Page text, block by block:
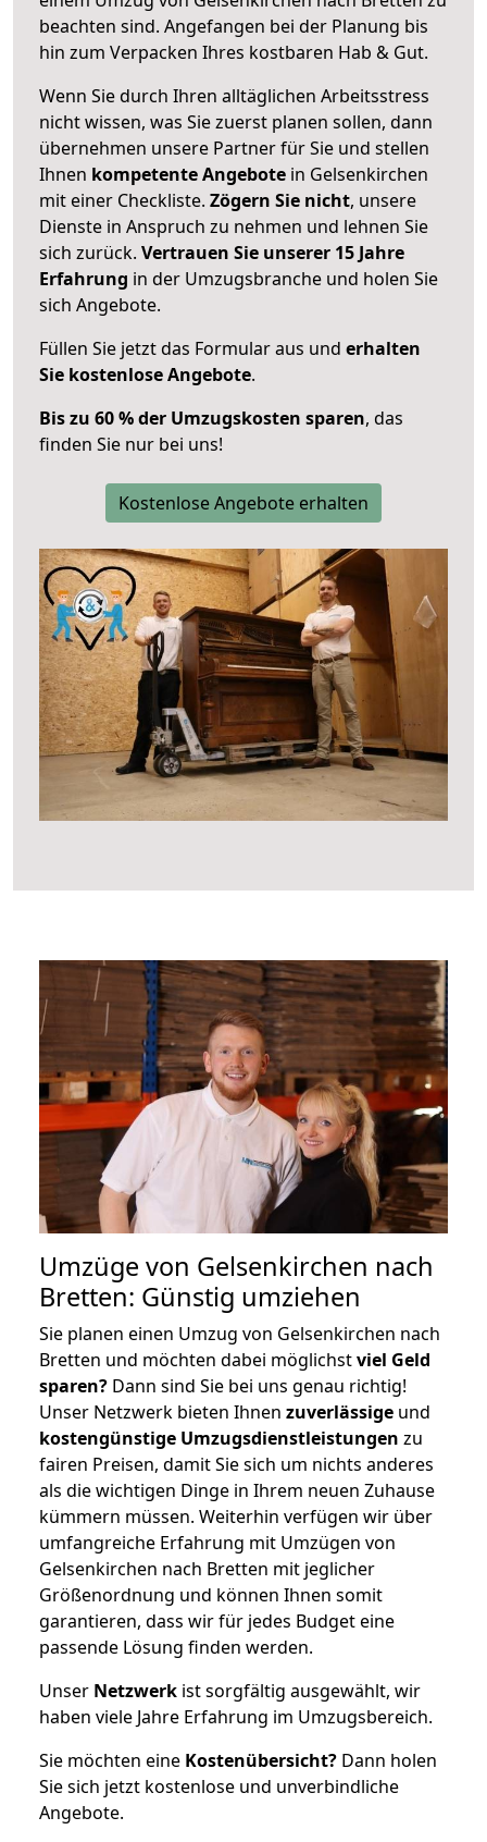
beachten sind. Angefangen bei der Planung bis
hin zum Verpacken Ihres kostbaren Hab & Gut.
Wenn Sie durch Ihren alltäglichen Arbeitsstress
nicht wissen, was Sie zuerst planen sollen, dann
übernehmen unsere Partner für Sie und stellen
Ihnen kompetente Angebote in Gelsenkirchen
mit einer Checkliste. Zögern Sie nicht, unsere
Dienste in Anspruch zu nehmen und lehnen Sie
sich zurück. Vertrauen Sie unserer 15 Jahre
Erfahrung in der Umzugsbranche und holen Sie
sich Angebote.
Füllen Sie jetzt das Formular aus und erhalten
Sie kostenlose Angebote.
Bis zu 60 % der Umzugskosten sparen, das
finden Sie nur bei uns!
Kostenlose Angebote erhalten
Umzüge von Gelsenkirchen nach
Bretten: Günstig umziehen
Sie planen einen Umzug von Gelsenkirchen nach
Bretten und möchten dabei möglichstviel Geld
sparen? Dann sind Sie bei uns genau richtig!
Unser Netzwerk bieten Ihnen zuverlässige und
kostengünstige Umzugsdienstleistungen zu
fairen Preisen, damit Sie sich um nichts anderes
als die wichtigen Dinge in Ihrem neuen Zuhause
kümmern müssen. Weiterhin verfügen wir über
umfangreiche Erfahrung mit Umzügen von
Gelsenkirchen nach Bretten mit jeglicher
Größenordnung und können Ihnen somit
garantieren, dass wir für jedes Budget eine
passende Lösung finden werden.
Unser Netzwerk ist sorgfältig ausgewählt, wir
haben viele Jahre Erfahrung im Umzugsbereich.
Sie möchten eine Kostenübersicht? Dann holen
Sie sich jetzt kostenlose und unverbindliche
Angebote.